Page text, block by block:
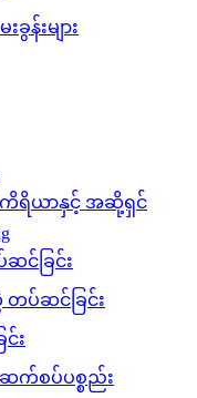
န်းများ
ပ်ကိရိယာနှင့် အဆို့ရှင်
ဆင်ခြင်း
ပ်ဆင်ခြင်း
း
က်စပ်ပစ္စည်း